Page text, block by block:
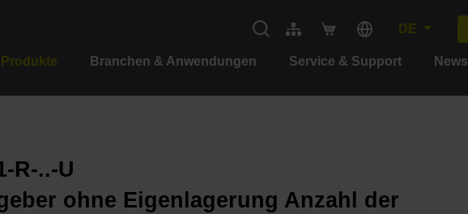
DE
Produkte Branchen & Anwendungen Service & Support News
R-..-U
ohne Eigenlagerung Anzahl der